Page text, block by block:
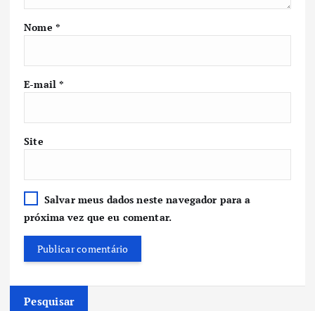
Nome *
E-mail*
Site
Salvar meus dados neste navegador para a
próxima vez que eu comentar.
Pesquisar